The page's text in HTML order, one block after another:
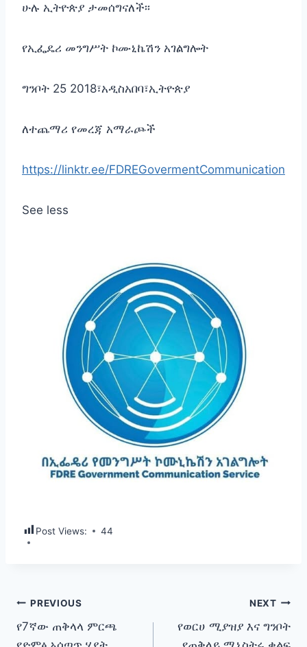
ሁሉ ኢትዮጵያ ታመሰግናለች፡፡
የኢፌዴሪ መንግሥት ኮሙኒኬሽን አገልግሎት
ግንቦት 25 2018፣አዲስአበባ፣ኢትዮጵያ
ለተጨማሪ የመረጃ አማራጮች
https://linktr.ee/FDREGovermentCommunication
See less
Post Views: 44
Post
navigation
PREVIOUS
የ7ኛው ጠቅላላ ምርጫ
NEXT
የወርሀ ሚያዝያ እና ግንቦት